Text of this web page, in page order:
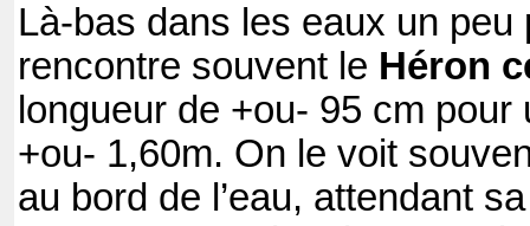
Là-bas dans les eaux un peu
rencontre souvent le Héron
longueur de +ou- 95 cm
+ou- 1,60m. On le voit
au bord de l’eau, attendant